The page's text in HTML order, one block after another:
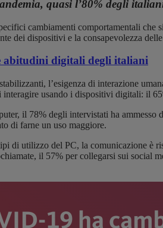
quasi l’80% degli
cambiamenti comportamentali
dei dispositivi e la consapevolezza
abitudini digitali degli italiani
l’esigenza di interazione
usando i dispositivi digitali: il
il 78% degli intervistati ha
di farne un uso maggiore.
di utilizzo del PC, la comunicazione è
il 57% per collegarsi sui social